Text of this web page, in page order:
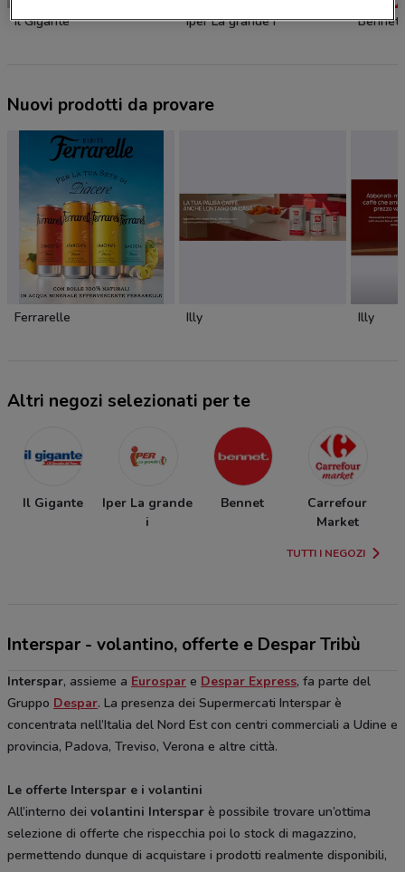
Il Gigante Iper La grande i Bennet
Nuovi prodotti da provare
Ferrarelle Illy Illy
Altri negozi selezionati per te
Il Gigante
Iper La grande
i
Bennet
Carrefour
Market
TUTTI I NEGOZI
Interspar - volantino, offerte e Despar Tribù
Interspar, assieme a Eurospar e Despar Express, fa parte del
Gruppo Despar. La presenza dei Supermercati Interspar è
concentrata nell’Italia del Nord Est con centri commerciali a Udine e
provincia, Padova, Treviso, Verona e altre città.
Le offerte Interspar e i volantini
All’interno dei volantini Interspar è possibile trovare un’ottima
selezione di offerte che rispecchia poi lo stock di magazzino,
permettendo dunque di acquistare i prodotti realmente disponibili,